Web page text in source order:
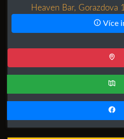
Heaven Bar, Gorazdova
Více